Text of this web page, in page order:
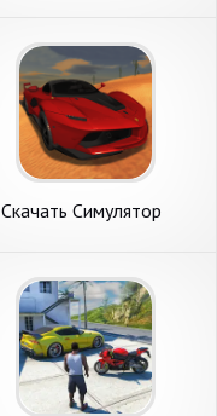
Андроид
Скачать Симулятор